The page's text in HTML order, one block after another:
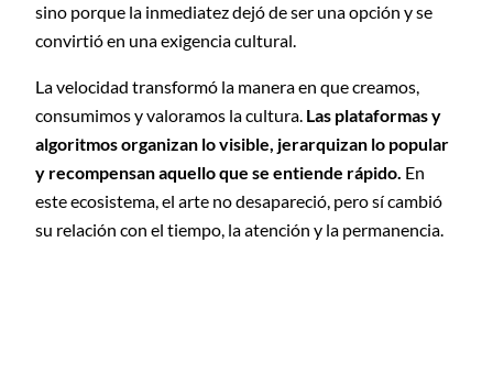
sino porque la inmediatez dejó de ser una opción y se
convirtió en una exigencia cultural.
La velocidad transformó la manera en que creamos,
consumimos y valoramos la cultura. Las plataformas y
algoritmos organizan lo visible, jerarquizan lo popular
y recompensan aquello que se entiende rápido. En
este ecosistema, el arte no desapareció, pero sí cambió
su relación con el tiempo, la atención y la permanencia.